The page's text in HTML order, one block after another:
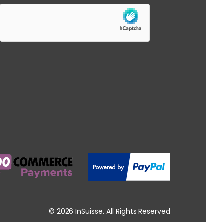
© 2026 InSuisse. All Rights Reserved